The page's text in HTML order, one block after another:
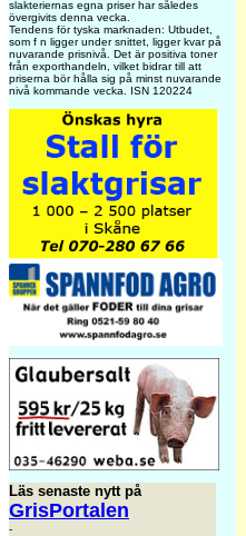
slakteriernas egna priser har således
övergivits denna vecka.
Tendens för tyska marknaden: Utbudet,
som f n ligger under snittet, ligger kvar på
nuvarande prisnivå. Det är positiva toner
från exporthandeln, vilket bidrar till att
priserna bör hålla sig på minst nuvarande
nivå kommande vecka. ISN 120224
Läs senaste nytt på
GrisPortalen
-